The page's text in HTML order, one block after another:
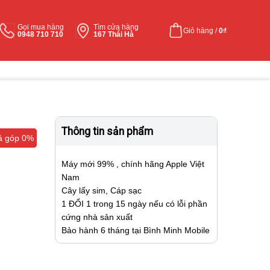
Gọi mua hàng
0948 710 710
Tìm cửa hàng
167 Thái Hà
Giỏ hàng /0₫
góp 0%
góp 0%
Thông tin sản phẩm
Máy mới 99% , chính hãng Apple Việt
Nam
Cây lấy sim, Cáp sạc
1 ĐỔI 1 trong 15 ngày nếu có lỗi phần
cứng nhà sản xuất
Bảo hành 6 tháng tại Bình Minh Mobile